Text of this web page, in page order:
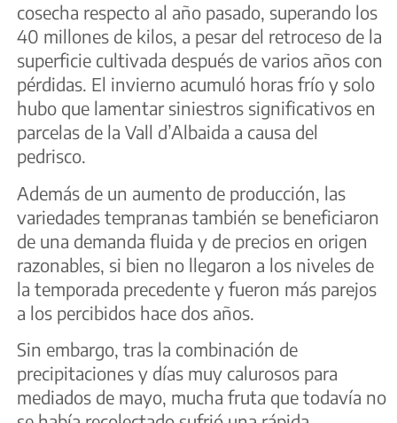
cosecha respecto al año pasado, superando los
40 millones de kilos, a pesar del retroceso de la
superficie cultivada después de varios años con
pérdidas. El invierno acumuló horas frío y solo
hubo que lamentar siniestros significativos en
parcelas de la Vall d’Albaida a causa del
pedrisco.
Además de un aumento de producción, las
variedades tempranas también se beneficiaron
de una demanda fluida y de precios en origen
razonables, si bien no llegaron a los niveles de
la temporada precedente y fueron más parejos
a los percibidos hace dos años.
Sin embargo, tras la combinación de
precipitaciones y días muy calurosos para
mediados de mayo, mucha fruta que todavía no